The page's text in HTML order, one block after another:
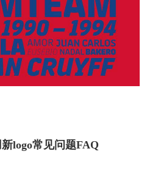
logo常见问题FAQ